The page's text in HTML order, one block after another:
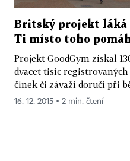
Britský projekt láká
Ti místo toho
Projekt GoodGym získal
dvacet tisíc
činek či závaží doručí při
16. 12. 2015 ▪ 2 min. čtení